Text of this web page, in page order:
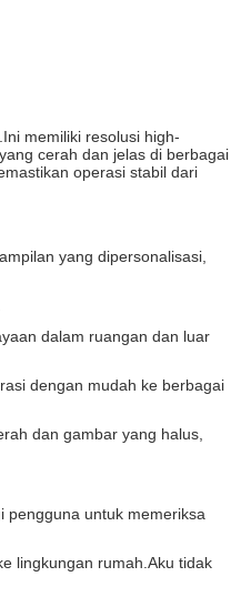
memiliki resolusi high-
cerah dan jelas di berbagai
operasi stabil dari
yang dipersonalisasi,
dalam ruangan dan luar
dengan mudah ke berbagai
dan gambar yang halus,
pengguna untuk memeriksa
lingkungan rumah. Aku tidak